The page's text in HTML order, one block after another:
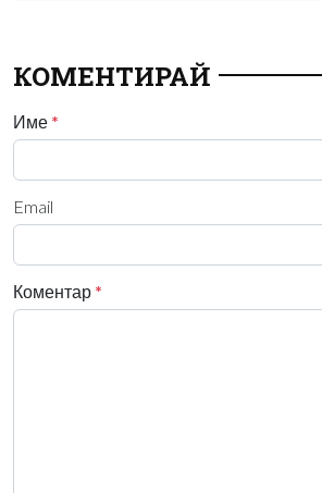
КОМЕНТИРАЙ
Име *
Email
Коментар *